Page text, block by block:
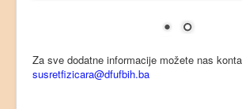
Organizacioni odbor
Za sve dodatne informacije možete nas
susretfizicara@dfufbih.ba